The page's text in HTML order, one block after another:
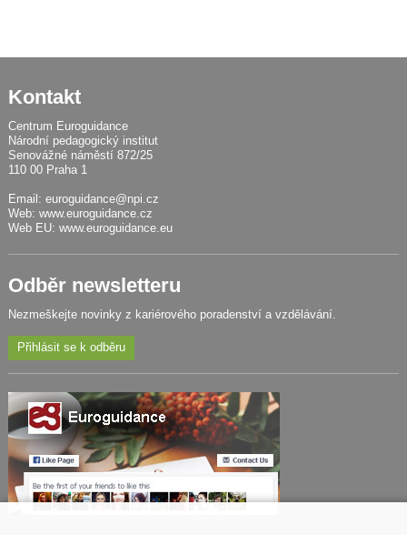
Kontakt
Centrum Euroguidance
Národní pedagogický institut
Senovážné náměstí 872/25
110 00 Praha 1
Email: euroguidance@npi.cz
Web: www.euroguidance.cz
Web EU: www.euroguidance.eu
Odběr newsletteru
Nezmeškejte novinky z kariérového poradenství a vzdělávání.
Přihlásit se k odběru